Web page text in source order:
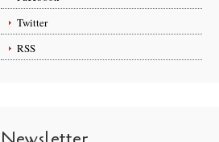
Twitter
RSS